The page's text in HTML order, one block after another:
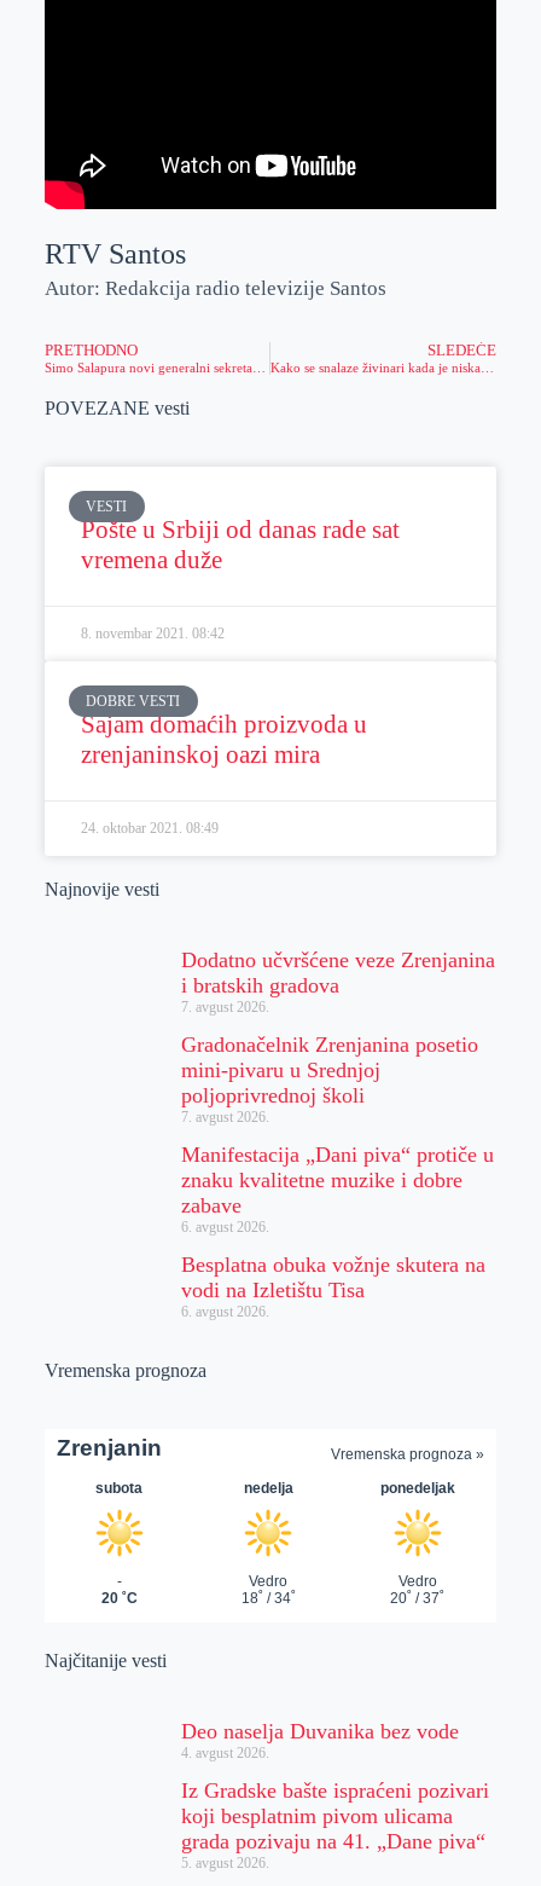
RTV Santos
Autor: Redakcija radio televizije Santos
PRETHODNO
Simo Salapura novi generalni sekretar SSGZ
SLEDEĆE
POVEZANE vesti
VESTI
Pošte u Srbiji od danas rade sat
vremena duže
8. novembar 2021. 08:42
DOBRE VESTI
Sajam domaćih proizvoda u
zrenjaninskoj oazi mira
24. oktobar 2021. 08:49
Najnovije vesti
Dodatno učvršćene veze Zrenjanina
i bratskih gradova
7. avgust 2026.
Gradonačelnik Zrenjanina posetio
mini-pivaru u Srednjoj
poljoprivrednoj školi
7. avgust 2026.
Manifestacija „Dani piva“ protiče u
znaku kvalitetne muzike i dobre
zabave
6. avgust 2026.
Besplatna obuka vožnje skutera na
vodi na Izletištu Tisa
6. avgust 2026.
Vremenska prognoza
Najčitanije vesti
Deo naselja Duvanika bez vode
4. avgust 2026.
Iz Gradske bašte ispraćeni pozivari
koji besplatnim pivom ulicama
grada pozivaju na 41. „Dane piva“
5. avgust 2026.